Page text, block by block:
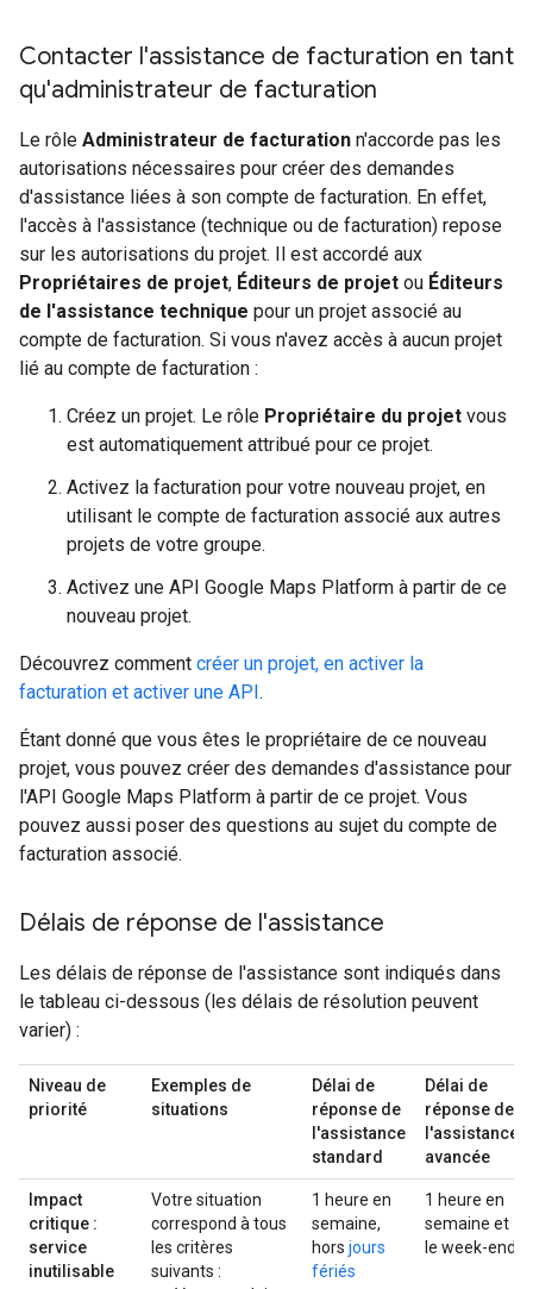
Contacter l'assistance de facturation en tant
qu'administrateur de facturation
Le rôle Administrateur de facturation n'accorde pas les
autorisations nécessaires pour créer des demandes
d'assistance liées à son compte de facturation. En effet,
l'accès à l'assistance (technique ou de facturation) repose
sur les autorisations du projet. Il est accordé aux
Propriétaires de projet, Éditeurs de projet ou Éditeurs
de l'assistance technique pour un projet associé au
compte de facturation. Si vous n'avez accès à aucun projet
lié au compte de facturation :
Créez un projet. Le rôle Propriétaire du projet vous
est automatiquement attribué pour ce projet.
Activez la facturation pour votre nouveau projet, en
utilisant le compte de facturation associé aux autres
projets de votre groupe.
Activez une API Google Maps Platform à partir de ce
nouveau projet.
Découvrez comment créer un projet, en activer la
facturation et activer une API.
Étant donné que vous êtes le propriétaire de ce nouveau
projet, vous pouvez créer des demandes d'assistance pour
l'API Google Maps Platform à partir de ce projet. Vous
pouvez aussi poser des questions au sujet du compte de
facturation associé.
Délais de réponse de l'assistance
Les délais de réponse de l'assistance sont indiqués dans
le tableau ci-dessous (les délais de résolution peuvent
varier) :
Niveau de
priorité
Exemples de
situations
Délai de
réponse de
l'assistance
standard
Délai de
réponse de
l'assistance
avancée
Impact
critique :
service
inutilisable
Votre situation
correspond à tous
les critères
suivants :
1 heure en
semaine,
hors jours
fériés
1 heure en
semaine et
le week-end